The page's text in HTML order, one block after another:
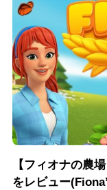
【フィオナの農
をレビュー